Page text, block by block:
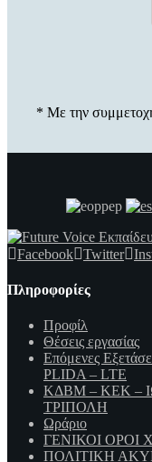
* Με την
Facebook Twitter
Πληροφορίες
Προφίλ
Θέσεις εργασίας
Επόμενες
PLIDA – LTE
ΚΔΒΜ – ΚΕΚ –
ΤΡΙΠΟΛΗ
Ωράριο
ΓΕΝΙΚΟΙ ΟΡΟΙ
ΠΟΛΙΤΙΚΗ